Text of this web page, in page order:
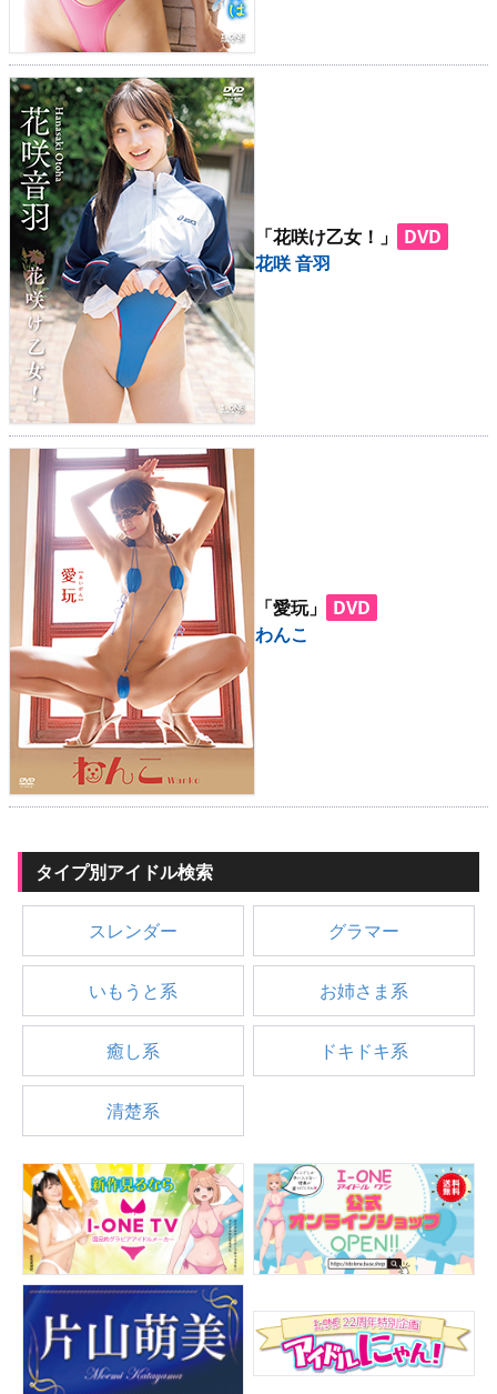
「花咲け乙女！」
DVD
花咲 音羽
「愛玩」
DVD
わんこ
タイプ別アイドル検索
スレンダー グラマー
いもうと系 お姉さま系
癒し系 ドキドキ系
清楚系